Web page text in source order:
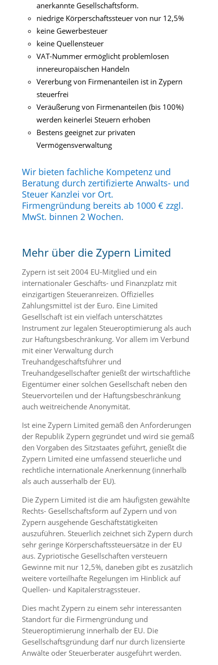
anerkannte Gesellschaftsform.
niedrige Körperschaftssteuer von nur 12,5%
keine Gewerbesteuer
keine Quellensteuer
VAT-Nummer ermöglicht problemlosen
innereuropäischen Handeln
Vererbung von Firmenanteilen ist in Zypern
steuerfrei
Veräußerung von Firmenanteilen (bis 100%)
werden keinerlei Steuern erhoben
Bestens geeignet zur privaten
Vermögensverwaltung
Wir bieten fachliche Kompetenz und
Beratung durch zertifizierte Anwalts- und
Steuer Kanzlei vor Ort.
Firmengründung bereits ab 1000 € zzgl.
MwSt. binnen 2 Wochen.
Mehr über die Zypern Limited
Zypern ist seit 2004 EU-Mitglied und ein
internationaler Geschäfts- und Finanzplatz mit
einzigartigen Steueranreizen. Offizielles
Zahlungsmittel ist der Euro. Eine Limited
Gesellschaft ist ein vielfach unterschätztes
Instrument zur legalen Steueroptimierung als auch
zur Haftungsbeschränkung. Vor allem im Verbund
mit einer Verwaltung durch
Treuhandgeschäftsführer und
Treuhandgesellschafter genießt der wirtschaftliche
Eigentümer einer solchen Gesellschaft neben den
Steuervorteilen und der Haftungsbeschränkung
auch weitreichende Anonymität.
Ist eine Zypern Limited gemäß den Anforderungen
der Republik Zypern gegründet und wird sie gemäß
den Vorgaben des Sitzstaates geführt, genießt die
Zypern Limited eine umfassend steuerliche und
rechtliche internationale Anerkennung (innerhalb
als auch ausserhalb der EU).
Die Zypern Limited ist die am häufigsten gewählte
Rechts- Gesellschaftsform auf Zypern und von
Zypern ausgehende Geschäftstätigkeiten
auszuführen. Steuerlich zeichnet sich Zypern durch
sehr geringe Körperschaftssteuersätze in der EU
aus. Zypriotische Gesellschaften versteuern
Gewinne mit nur 12,5%, daneben gibt es zusätzlich
weitere vorteilhafte Regelungen im Hinblick auf
Quellen- und Kapitalerstragssteuer.
Dies macht Zypern zu einem sehr interessanten
Standort für die Firmengründung und
Steueroptimierung innerhalb der EU. Die
Gesellschaftsgründung darf nur durch lizensierte
Anwälte oder Steuerberater ausgeführt werden.